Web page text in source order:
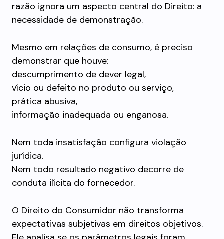
razão ignora um aspecto central do Direito: a
necessidade de demonstração.
Mesmo em relações de consumo, é preciso
demonstrar que houve:
descumprimento de dever legal,
vício ou defeito no produto ou serviço,
prática abusiva,
informação inadequada ou enganosa.
Nem toda insatisfação configura violação
jurídica.
Nem todo resultado negativo decorre de
conduta ilícita do fornecedor.
O Direito do Consumidor não transforma
expectativas subjetivas em direitos objetivos.